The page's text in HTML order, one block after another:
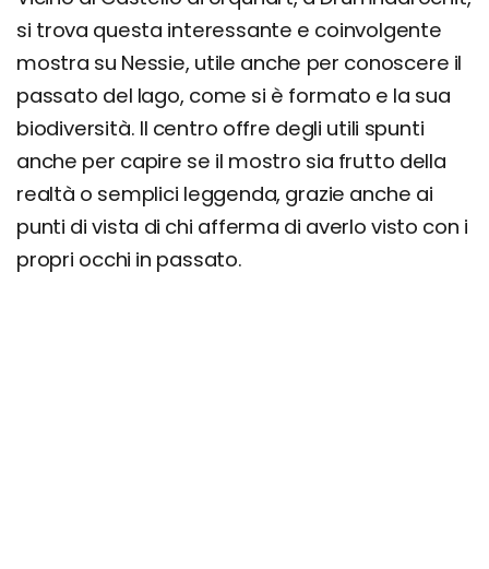
si trova questa interessante e coinvolgente
mostra su Nessie, utile anche per conoscere il
passato del lago, come si è formato e la sua
biodiversità. Il centro offre degli utili spunti
anche per capire se il mostro sia frutto della
realtà o semplici leggenda, grazie anche ai
punti di vista di chi afferma di averlo visto con i
propri occhi in passato.